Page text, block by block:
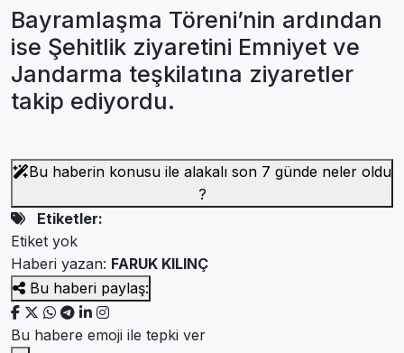
Bayramlaşma Töreni’nin ardından
ise Şehitlik ziyaretini Emniyet ve
Jandarma teşkilatına ziyaretler
takip ediyordu.
Bu haberin konusu ile alakalı son 7 günde neler oldu
?
Etiketler:
Etiket yok
Haberi yazan: FARUK KILINÇ
Bu haberi paylaş:
Bu habere emoji ile tepki ver